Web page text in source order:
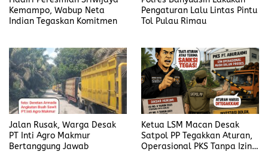
Kemampo, Wabup Neta
Indian Tegaskan Komitmen
Pengaturan Lalu Lintas Pintu
Tol Pulau Rimau
Jalan Rusak, Warga Desak
PT Inti Agro Makmur
Bertanggung Jawab
Ketua LSM Macan Desak
Satpol PP Tegakkan Aturan,
Operasional PKS Tanpa Izin